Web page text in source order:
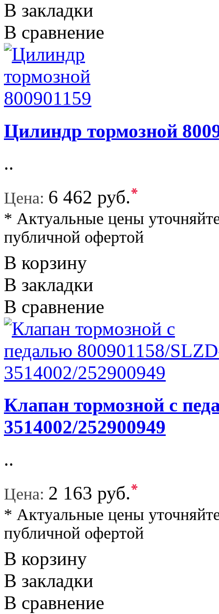
В закладки
В сравнение
Цилиндр тормозной
..
Цена: 6 462 руб.*
* Актуальные цены
публичной офертой
В корзину
В закладки
В сравнение
Клапан тормозной с
3514002/252900949
..
Цена: 2 163 руб.*
* Актуальные цены
публичной офертой
В корзину
В закладки
В сравнение